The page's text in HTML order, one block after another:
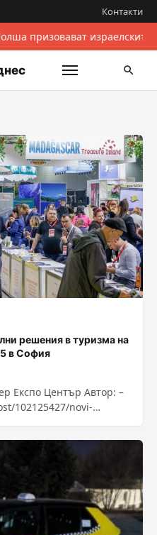
Контакти
призовават израелските
решения в туризма на
в София
Експо Център Автор: –
102125427/novi-